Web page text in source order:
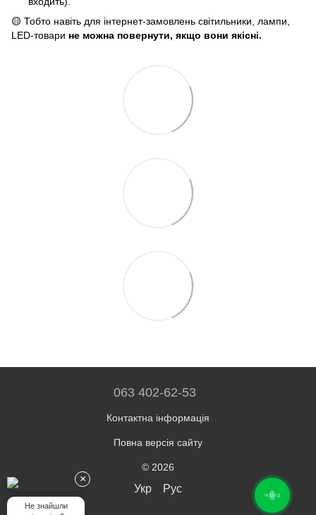
🟡 Тобто навіть для інтернет-замовлень світильники, лампи,
LED-товари не можна повернути, якщо вони якісні.
063 402-62-53
Контактна інформація
Повна версія сайту
© 2026
Укр Рус
×
Не знайшли
ОНЛАЙН ЧАТ